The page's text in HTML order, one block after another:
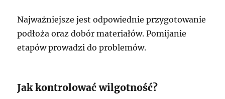
Najważniejsze jest odpowiednie przygotowanie
podłoża oraz dobór materiałów. Pomijanie
etapów prowadzi do problemów.
Jak kontrolować wilgotność?